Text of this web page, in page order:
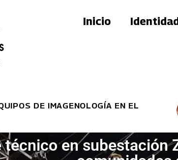
Inicio
DE IMAGENOLOGÍA EN EL
técnico en